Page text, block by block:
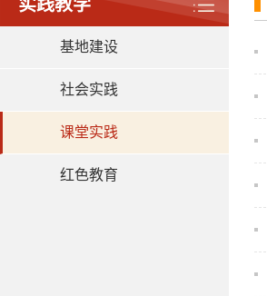
实践教学
基地建设
社会实践
课堂实践
红色教育